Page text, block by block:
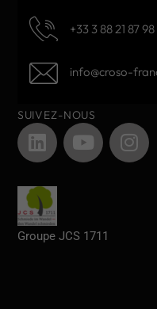
+33 3 88 21 87 98
info@croso-
SUIVEZ-NOUS
Groupe JCS 1711